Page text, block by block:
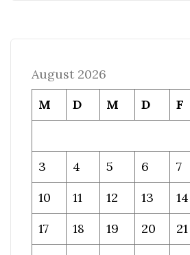
August 2026
M
D M D F
3
4 5 6 7
10
11 12 13 14
17
18 19 20 21